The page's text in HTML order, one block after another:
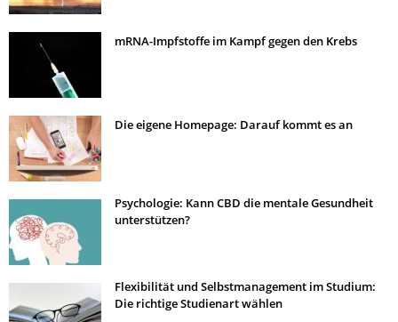
mRNA-Impfstoffe im Kampf gegen den Krebs
Die eigene Homepage: Darauf kommt es an
Psychologie: Kann CBD die mentale Gesundheit
unterstützen?
Flexibilität und Selbstmanagement im Studium:
Die richtige Studienart wählen